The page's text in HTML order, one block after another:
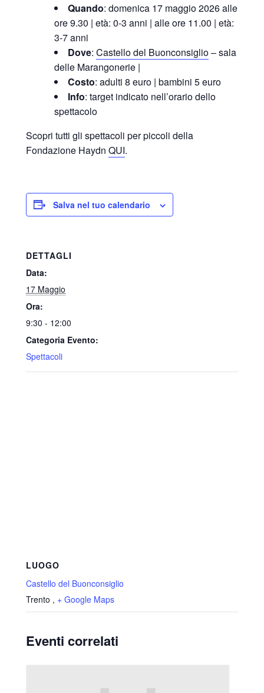
Quando: domenica 17 maggio 2026 alle
ore 9.30 | età: 0-3 anni | alle ore 11.00 | età:
3-7 anni
Dove: Castello del Buonconsiglio– sala
delle Marangonerie |
Costo: adulti 8 euro | bambini 5 euro
Info: target indicato nell’orario dello
spettacolo
Scopri tutti gli spettacoli per piccoli della
Fondazione Haydn QUI.
Salva nel tuo calendario
DETTAGLI
Data:
17 Maggio
Ora:
9:30 - 12:00
Categoria Evento:
Spettacoli
LUOGO
Castello del Buonconsiglio
Trento , + Google Maps
Eventi correlati